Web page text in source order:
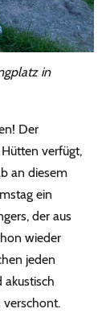
in
Der
verfügt,
an diesem
ein
der aus
wieder
jeden